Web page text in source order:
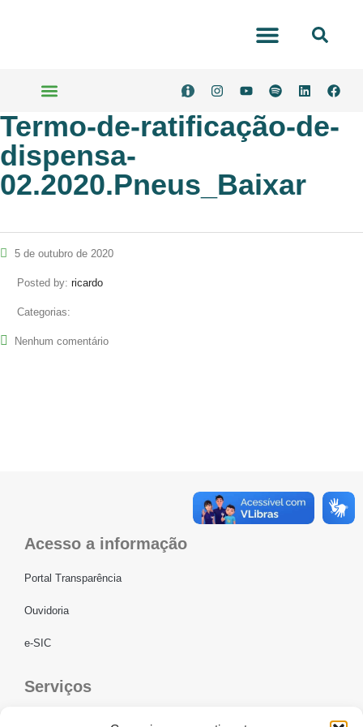
Termo-de-ratificação-de-
dispensa-
02.2020.Pneus_Baixar
5 de outubro de 2020
Posted by: ricardo
Categorias:
Nenhum comentário
Acesso a informação
Portal Transparência
Ouvidoria
e-SIC
Serviços